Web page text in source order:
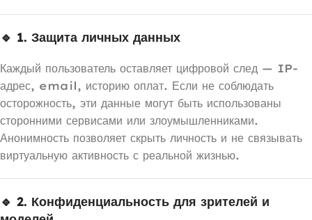
🔹 1. Защита личных данных
Каждый пользователь оставляет цифровой след — IP-
адрес, email, историю оплат. Если не соблюдать
осторожность, эти данные могут быть использованы
сторонними сервисами или злоумышленниками.
Анонимность позволяет скрыть личность и не связывать
виртуальную активность с реальной жизнью.
🔹 2. Конфиденциальность для зрителей и